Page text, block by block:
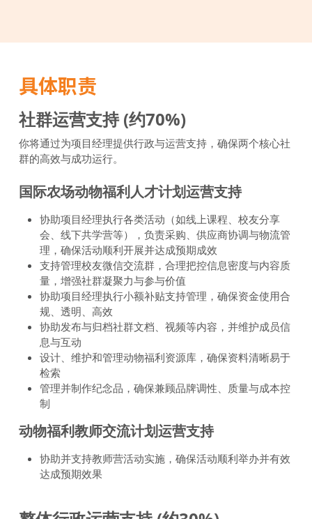
具体职责
社群运营支持 (约70%)
你将通过为项目经理提供行政与运营支持，确保两个核心社
群的高效与成功运行。
国际农场动物福利人才计划运营支持
协助项目经理执行各类活动（如线上课程、校友分享
会、线下共学营等），负责采购、供应商协调与物流管
理，确保活动顺利开展并达成预期成效
支持管理校友微信交流群，合理把控信息密度与内容质
量，增强社群凝聚力与参与价值
协助项目经理执行小额补贴支持管理，确保资金使用合
规、透明、高效
协助发布与归档社群文档、视频等内容，并维护成员信
息与互动
设计、维护和管理动物福利资源库，确保资料清晰易于
检索
管理并制作纪念品，确保兼顾品牌调性、质量与成本控
制
动物福利教师交流计划运营支持
协助并支持教师营活动实施，确保活动顺利举办并有效
达成预期效果